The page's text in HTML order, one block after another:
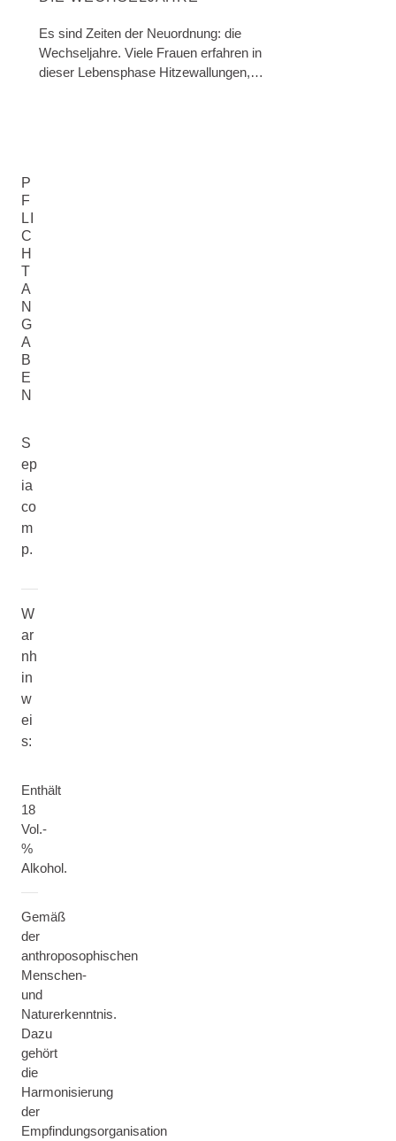
Es sind Zeiten der Neuordnung: die
Wechseljahre. Viele Frauen erfahren in
dieser Lebensphase Hitzewallungen,
P
F
LI
C
H
T
A
N
G
A
B
E
N
S
ep
ia
co
m
p.
W
ar
nh
in
w
ei
s:
Enthält
18
Vol.-
%
Alkohol.
Gemäß
der
anthroposophischen
Menschen-
und
Naturerkenntnis.
Dazu
gehört
die
Harmonisierung
der
Empfindungsorganisation